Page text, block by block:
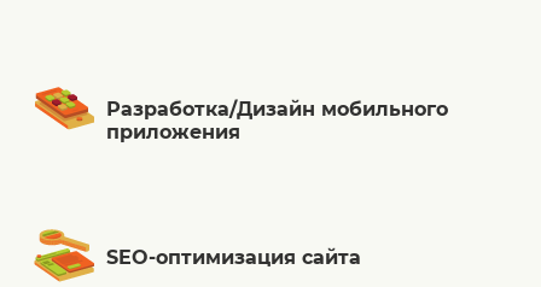
Разработка/Дизайн мобильного
приложения
SEO-оптимизация сайта